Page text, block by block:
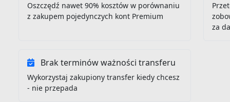
Oszczędź nawet 90% kosztów w porównaniu
z zakupem pojedynczych kont Premium
za
Brak terminów ważności transferu
Wykorzystaj zakupiony transfer kiedy chcesz
- nie przepada